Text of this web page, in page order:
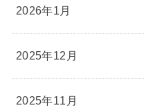
2026年1月
2025年12月
2025年11月